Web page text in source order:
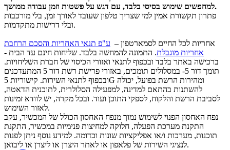
למחפשים שימוש בסיסי בלבד, עם דגש על פשטות וזמן עבודה ממושך.
פתרון תקשורת אמין למי שצריך טלפון שעובד לאורך זמן, בלי מורכבות
ובלי דרישות מתקדמות.
אחריות לכל החיים לסמארטפון – ע"פ תנאי האחריות והסכם הרחבת
אחריות מוגבלת. התמונה להמחשה בלבד. שליחות חינם עד הבית -
ברכישה באתר בלבד ובכפוף לתנאי ואזורי הכיסוי של חברת השליחויות.
תומך דור 5- במסלולים תומכים, באזורי פרישת רשת דור 5 המתעדכנים
ובכפוף לתנאי השירות. קישוריות 5G ומהירות הרשת בפועל, יכולה
להשתנות בהתאם למדינה, למפעילה הסלולרית, לתוכנית הדאטה,
לסביבת הרשת והלקוח, לספקי התוכן ועוד. ובכל מקרה, יש לוודא זמינות
לאזור השימוש.
נפח האחסון הפנוי לשימוש נמוך מנפח האחסון הכולל של המכשיר, עקב
התקנת מערכת הפעלה, חלוקה למחיצות פנימיות במכשיר, התקנת
תוכנות, מערכות ו/או אפליקציות שונות וכדומה. למידע נוסף ניתן לפנות
לנציגי השירות של פלאפון או לאתר היצרן או ליצרן או ליבואן.